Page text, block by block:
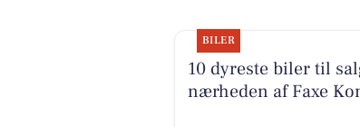
BILER
10 dyreste biler til
nærheden af Faxe